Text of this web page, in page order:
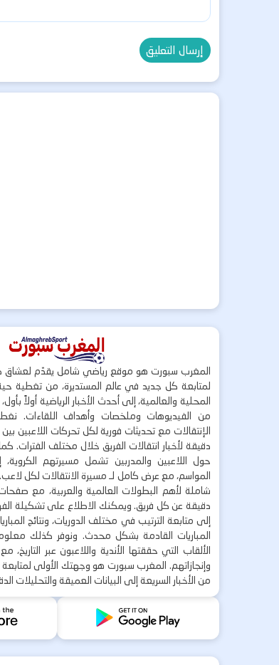
المغرب سبورت هو موقع رياضي شامل يقدّم لعشاق
لمتابعة كل جديد في عالم المستديرة، من تغطية
المحلية والعالمية، إلى أحدث الأخبار الرياضية أولاً
من الفيديوهات وملخصات وأهداف اللقاءات.
الإنتقالات مع تحديثات فورية لكل تحركات اللاعبين
دقيقة لأخبار انتقالات الفريق خلال مختلف الفترات.
حول اللاعبين والمدربين تشمل مسيرتهم الكروية،
المواسم، مع عرض كامل لـ مسيرة الانتقالات لكل
شاملة لأهم البطولات العالمية والعربية، مع صفحات
دقيقة عن كل فريق. ويمكنك الاطلاع على تشكيلة
إلى متابعة الترتيب في مختلف الدوريات، ونتائج
المباريات القادمة بشكل محدث. ونوفر كذلك
الألقاب التي حققتها الأندية واللاعبون عبر
وإنجازاتهم. المغرب سبورت هو وجهتك الأولى لمتابعة
من الأخبار السريعة إلى البيانات العميقة والتحليلات